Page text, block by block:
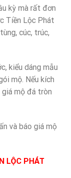
kỳ mà rất đơn
Tiền Lộc Phát
cúc, trúc,
kiểu dáng mẫu
mộ. Nếu kích
mộ đá tròn
và báo giá mộ
LỘC PHÁT